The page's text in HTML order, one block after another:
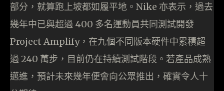
部分，就算跑上坡都如履平地。Nike 亦表示，過去
幾年中已與超過 400 多名運動員共同測試開發
Project Amplify，在九個不同版本硬件中累積超
過 240 萬步，目前仍在持續測試階段。若產品成熟
邁進，預計未來幾年便會向公眾推出，確實令人十